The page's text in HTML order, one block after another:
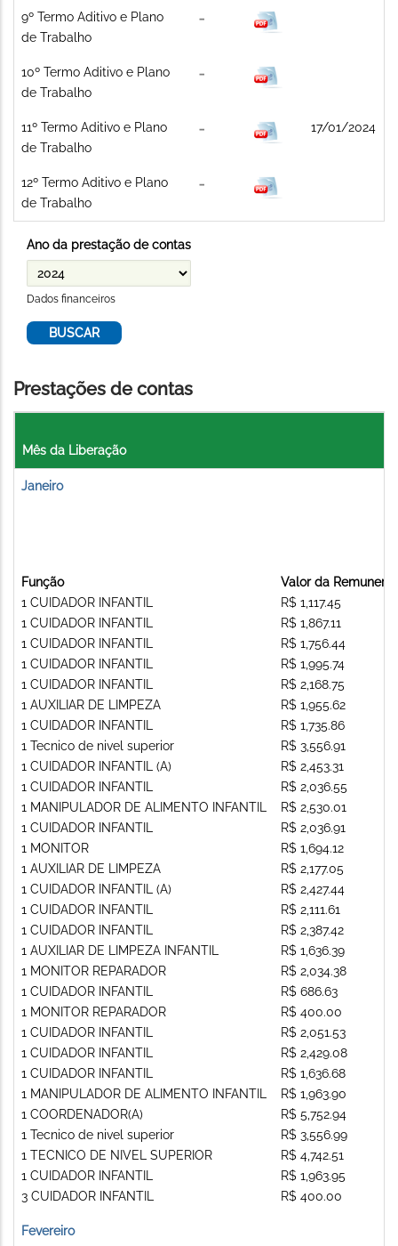
9º Termo Aditivo e Plano
de Trabalho
10º Termo Aditivo e Plano
de Trabalho
11º Termo Aditivo e Plano
de Trabalho
17/01/2024
12º Termo Aditivo e Plano
de Trabalho
Ano da prestação de contas
Dados financeiros
Prestações de contas
Mês da Liberação
Janeiro
Função
1 CUIDADOR INFANTIL
1 CUIDADOR INFANTIL
1 CUIDADOR INFANTIL
1 CUIDADOR INFANTIL
1 CUIDADOR INFANTIL
1 AUXILIAR DE LIMPEZA
1 CUIDADOR INFANTIL
1 Tecnico de nivel superior
1 CUIDADOR INFANTIL (A)
1 CUIDADOR INFANTIL
1 MANIPULADOR DE ALIMENTO INFANTIL
1 CUIDADOR INFANTIL
1 MONITOR
1 AUXILIAR DE LIMPEZA
1 CUIDADOR INFANTIL (A)
1 CUIDADOR INFANTIL
1 CUIDADOR INFANTIL
1 AUXILIAR DE LIMPEZA INFANTIL
1 MONITOR REPARADOR
1 CUIDADOR INFANTIL
1 MONITOR REPARADOR
1 CUIDADOR INFANTIL
1 CUIDADOR INFANTIL
1 CUIDADOR INFANTIL
1 MANIPULADOR DE ALIMENTO INFANTIL
1 COORDENADOR(A)
1 Tecnico de nivel superior
1 TECNICO DE NIVEL SUPERIOR
1 CUIDADOR INFANTIL
3 CUIDADOR INFANTIL
Valor da
R$ 1,117.45
R$ 1,867.11
R$ 1,756.44
R$ 1,995.74
R$ 2,168.75
R$ 1,955.62
R$ 1,735.86
R$ 3,556.91
R$ 2,453.31
R$ 2,036.55
R$ 2,530.01
R$ 2,036.91
R$ 1,694.12
R$ 2,177.05
R$ 2,427.44
R$ 2,111.61
R$ 2,387.42
R$ 1,636.39
R$ 2,034.38
R$ 686.63
R$ 400.00
R$ 2,051.53
R$ 2,429.08
R$ 1,636.68
R$ 1,963.90
R$ 5,752.94
R$ 3,556.99
R$ 4,742.51
R$ 1,963.95
R$ 400.00
Fevereiro